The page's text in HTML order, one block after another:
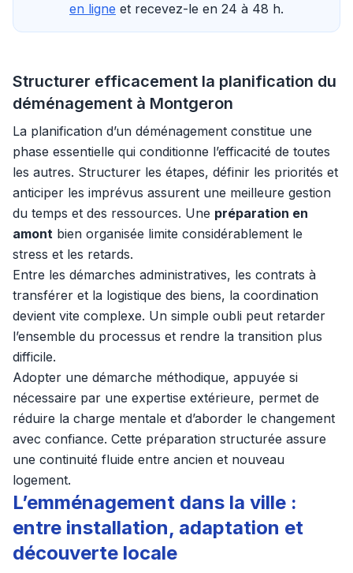
en ligne et recevez-le en 24 à 48 h.
Structurer efficacement la planification du
déménagement à Montgeron
La planification d’un déménagement constitue une
phase essentielle qui conditionne l’efficacité de toutes
les autres. Structurer les étapes, définir les priorités et
anticiper les imprévus assurent une meilleure gestion
du temps et des ressources. Une préparation en
amont bien organisée limite considérablement le
stress et les retards.
Entre les démarches administratives, les contrats à
transférer et la logistique des biens, la coordination
devient vite complexe. Un simple oubli peut retarder
l’ensemble du processus et rendre la transition plus
difficile.
Adopter une démarche méthodique, appuyée si
nécessaire par une expertise extérieure, permet de
réduire la charge mentale et d’aborder le changement
avec confiance. Cette préparation structurée assure
une continuité fluide entre ancien et nouveau
logement.
L’emménagement dans la ville :
entre installation, adaptation et
découverte locale